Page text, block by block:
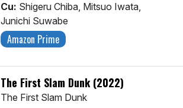
Cu: Shigeru Chiba, Mitsuo Iwata,
Junichi Suwabe
Amazon Prime
The First Slam Dunk (2022)
The First Slam Dunk